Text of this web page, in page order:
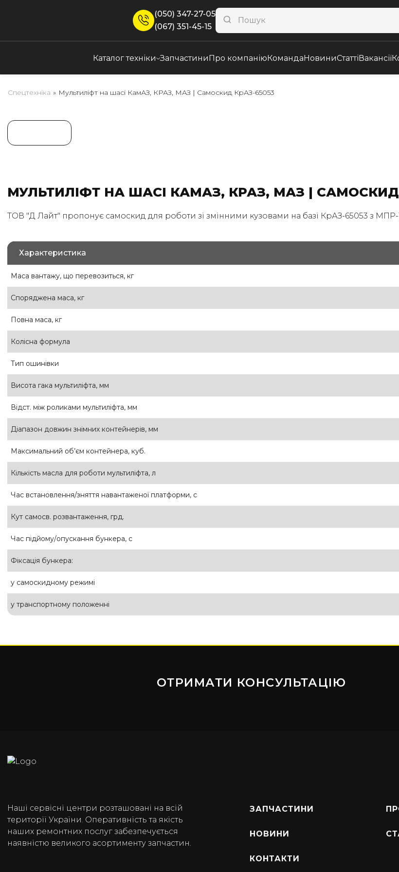
(050) 347-27-05
(067) 351-45-15
Каталог техніки ЗапчастиниПро компаніюКомандаНовиниСтаттіВакансії
Спецтехніка » Мультиліфт на шасі КамАЗ, КРАЗ, МАЗ | Самоскид КрАЗ-65053
МУЛЬТИЛІФТ НА ШАСІ КАМАЗ, КРАЗ, МАЗ | САМОСКИД
ТОВ "Д Лайт" пропонує самоскид для роботи зі змінними кузовами на базі КрАЗ-65053 з МПР-
Характеристика
Маса вантажу, що перевозиться, кг
Споряджена маса, кг
Повна маса, кг
Колісна формула
Тип ошинівки
Висота гака мультиліфта, мм
Відст. між роликами мультиліфта, мм
Діапазон довжин знімних контейнерів, мм
Максимальний об’єм контейнера, куб.
Кількість масла для роботи мультиліфта, л
Час встановлення/зняття навантаженої платформи, с
Кут самосв. розвантаження, грд.
Час підйому/опускання бункера, с
Фіксація бункера:
у самоскидному режимі
у транспортному положенні
ОТРИМАТИ КОНСУЛЬТАЦІЮ
Наші сервісні центри розташовані на всій
території України. Оперативність та якість
наших ремонтних послуг забезпечується
наявністю великого асортименту запчастин.
ЗАПЧАСТИНИ
НОВИНИ
КОНТАКТИ